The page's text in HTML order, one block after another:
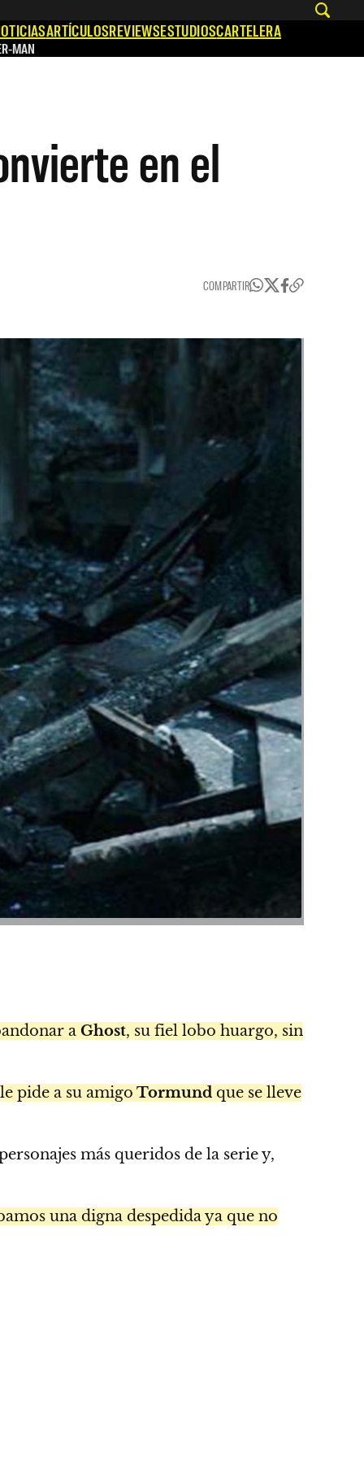
ARTÍCULOSREVIEWSESTUDIOSCARTELERA
MAN
en el
COMPARTIR
a Ghost, su fiel lobo huargo, sin
le pide a su amigo Tormund que se lleve
más queridos de la serie y,
una digna despedida ya que no